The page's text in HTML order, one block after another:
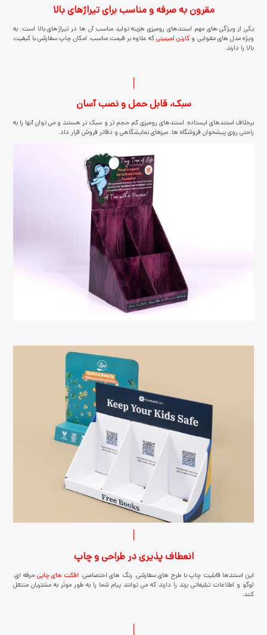
مقرون به صرفه و مناسب برای تیراژهای بالا
یکی از ویژگی های مهم استندهای رومیزی هزینه تولید مناسب آن ها در تیراژهای بالا است. به
ویژه مدل های مقوایی و کارتن لمینیتیکه علاوه بر قیمت مناسب، امکان چاپ سفارشی با کیفیت
بالا را دارند.
سبک، قابل حمل و نصب آسان
برخلاف استندهای ایستاده، استندهای رومیزی کم حجم تر و سبک تر هستند و می توان آنها را به
راحتی روی پیشخوان فروشگاه ها، میزهای نمایشگاهی و دفاتر فروش قرار داد.
انعطاف پذیری در طراحی و چاپ
این استندها قابلیت چاپ با طرح های سفارشی، رنگ های اختصاصی، افکت های چاپیحرفه ای،
لوگو و اطلاعات تبلیغاتی برند را دارند که می توانند پیام شما را به طور موثر به مشتریان منتقل
کنند.